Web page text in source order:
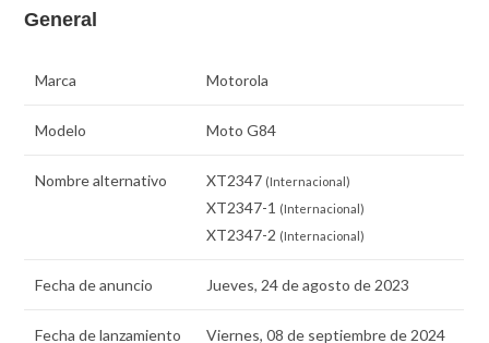
General
Marca Motorola
Modelo Moto G84
Nombre alternativo XT2347 (Internacional)
XT2347-1 (Internacional)
XT2347-2 (Internacional)
Fecha de anuncio Jueves, 24 de agosto de 2023
Fecha de lanzamiento Viernes, 08 de septiembre de 2024